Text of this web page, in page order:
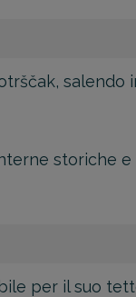
salendo
storiche
per il suo